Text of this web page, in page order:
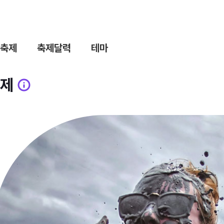
제 축제달력 테마